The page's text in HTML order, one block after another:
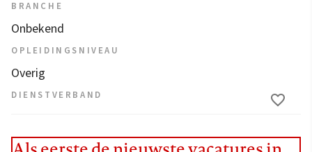
BRANCHE
Onbekend
OPLEIDINGSNIVEAU
Overig
DIENSTVERBAND